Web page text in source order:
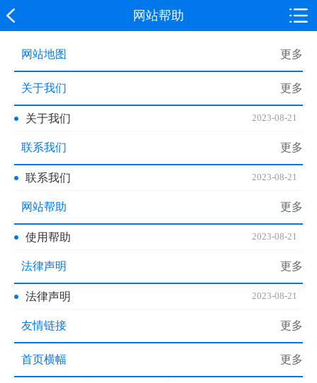
网站帮助
网站地图 更多
关于我们 更多
关于我们 2023-08-21
联系我们 更多
联系我们 2023-08-21
网站帮助 更多
使用帮助 2023-08-21
法律声明 更多
法律声明 2023-08-21
友情链接 更多
首页横幅 更多